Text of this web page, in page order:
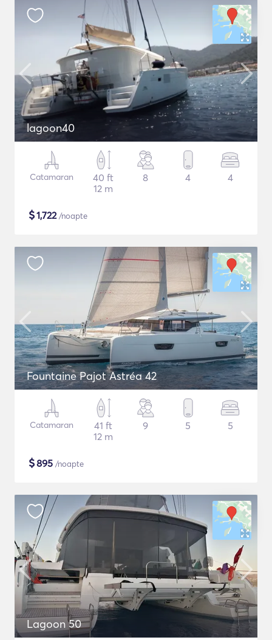
lagoon40
Catamaran
40 ft
12 m
8 4 4
$1,722/noapte
Fountaine Pajot Astréa 42
Catamaran
41 ft
12 m
9 5 5
$895 /noapte
Lagoon 50